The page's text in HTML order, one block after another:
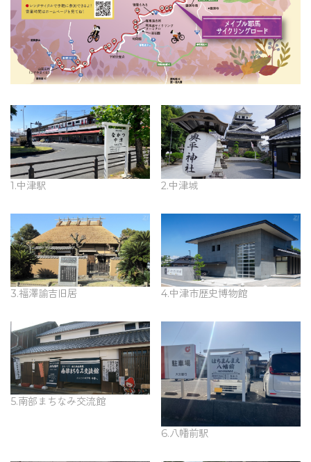
1.中津駅 2.中津城
3.福澤諭吉旧居 4.中津市歴史博物館
5.南部まちなみ交流館
6.八幡前駅